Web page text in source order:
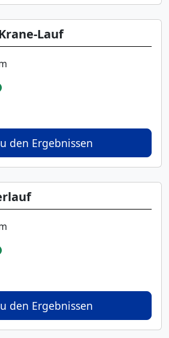
Lauf
den Ergebnissen
den Ergebnissen